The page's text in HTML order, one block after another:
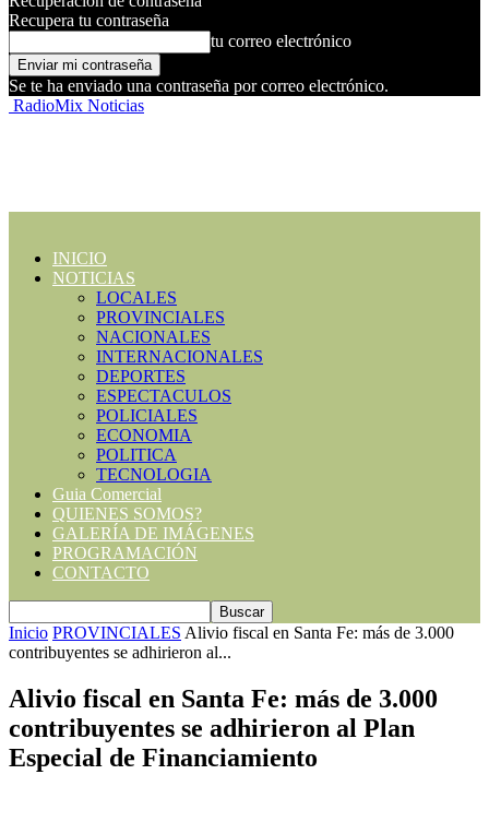
Recupera tu contraseña
tu correo electrónico
Se te ha enviado una contraseña por correo electrónico.
RadioMix Noticias
INICIO
NOTICIAS
LOCALES
PROVINCIALES
NACIONALES
INTERNACIONALES
DEPORTES
ESPECTACULOS
POLICIALES
ECONOMIA
POLITICA
TECNOLOGIA
Guia Comercial
QUIENES SOMOS?
GALERÍA DE IMÁGENES
PROGRAMACIÓN
CONTACTO
Inicio PROVINCIALES Alivio fiscal en Santa Fe: más de 3.000
contribuyentes se adhirieron al...
Alivio fiscal en Santa Fe: más de 3.000
contribuyentes se adhirieron al Plan
Especial de Financiamiento